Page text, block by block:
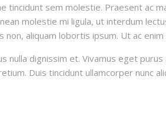
tincidunt sem molestie. Praesent ac
molestie mi ligula, ut interdum
aliquam lobortis ipsum. Ut ac
dignissim et. Vivamus eget purus
Duis tincidunt ullamcorper nunc